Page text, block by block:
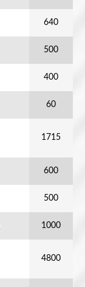
640
500
400
60
1715
600
500
1000
4800